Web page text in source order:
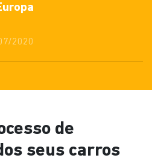
2020
de
seus carros